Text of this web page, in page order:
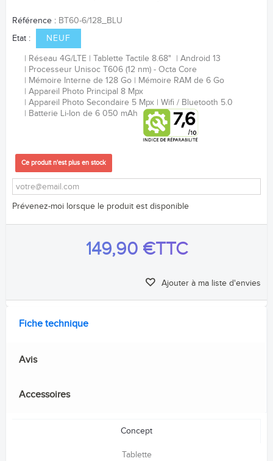
Référence : BT60-6/128_BLU
Etat :
NEUF
Réseau 4G/LTE Tablette Tactile 8.68"
Android 13
Processeur Unisoc T606 (12 nm) - Octa Core
Mémoire Interne de 128 Go
Mémoire RAM de 6 Go
Appareil Photo Principal 8 Mpx
Appareil Photo Secondaire 5 Mpx
Wifi / Bluetooth 5.0
Batterie Li-Ion de 6 050 mAh
Ce produit n'est plus en stock
Prévenez-moi lorsque le produit est disponible
149,90 €TTC
Ajouter à ma liste d'envies
Fiche technique
Avis
Accessoires
Concept
Tablette